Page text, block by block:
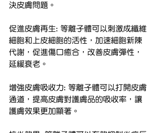
決皮膚問題。
促進皮膚再生: 等離子體可以刺激成纖維
細胞和上皮細胞的活性，加速細胞新陳
代謝，促進傷口癒合，改善皮膚彈性，
延緩衰老。
增強皮膚吸收力: 等離子體可以打開皮膚
通道，提高皮膚對護膚品的吸收率，讓
護膚效果更加顯著。